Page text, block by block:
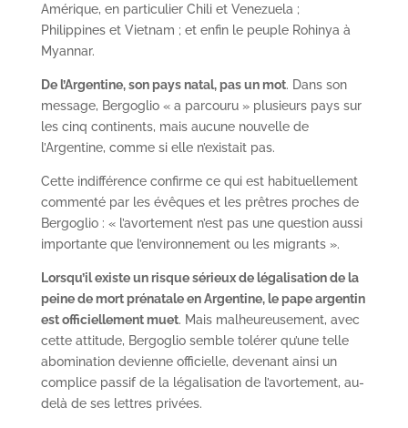
Amérique, en particulier Chili et Venezuela ;
Philippines et Vietnam ; et enfin le peuple Rohinya à
Myannar.
De l’Argentine, son pays natal, pas un mot. Dans son
message, Bergoglio « a parcouru » plusieurs pays sur
les cinq continents, mais aucune nouvelle de
l’Argentine, comme si elle n’existait pas.
Cette indifférence confirme ce qui est habituellement
commenté par les évêques et les prêtres proches de
Bergoglio : « l’avortement n’est pas une question aussi
importante que l’environnement ou les migrants ».
Lorsqu’il existe un risque sérieux de légalisation de la
peine de mort prénatale en Argentine, le pape argentin
est officiellement muet. Mais malheureusement, avec
cette attitude, Bergoglio semble tolérer qu’une telle
abomination devienne officielle, devenant ainsi un
complice passif de la légalisation de l’avortement, au-
delà de ses lettres privées.